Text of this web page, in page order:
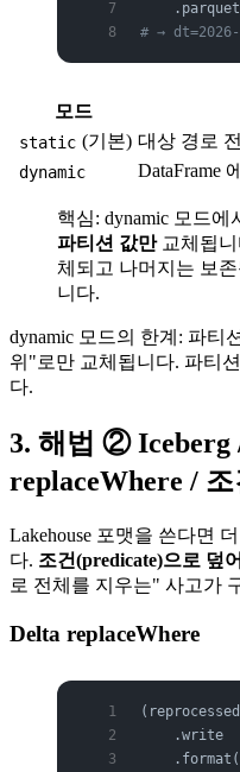
# → dt=2026-
모드
static (기본) 대상 경로
dynamic DataFrame
핵심: dynamic 모드에
파티션 값만교체됩니
체되고 나머지는 보
니다.
dynamic 모드의 한계: 파티
위"로만 교체됩니다. 파티
다.
3. 해법 ②
replaceWhere / 조
Lakehouse 포맷을 쓴다면
다. 조건(predicate)으로 덮
로 전체를 지우는" 사고가
Delta replaceWhere
(reprocessed
    .write
    .format(